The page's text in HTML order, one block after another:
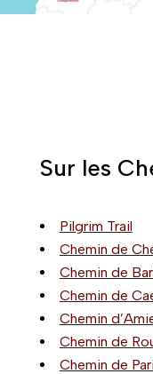
Sur les
Pilgrim Trail
Chemin de
Chemin de
Chemin de
Chemin
Chemin de
Chemin de